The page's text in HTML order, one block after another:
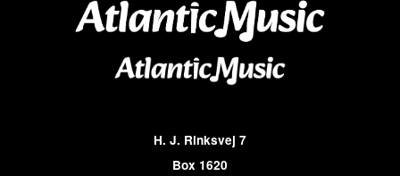
H. J. Rinksvej 7
Box 1620